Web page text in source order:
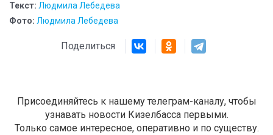
Текст: Людмила Лебедева
Фото: Людмила Лебедева
Поделиться
Присоединяйтесь к нашему телеграм-каналу, чтобы
узнавать новости Кизелбасса первыми.
Только самое интересное, оперативно и по существу.